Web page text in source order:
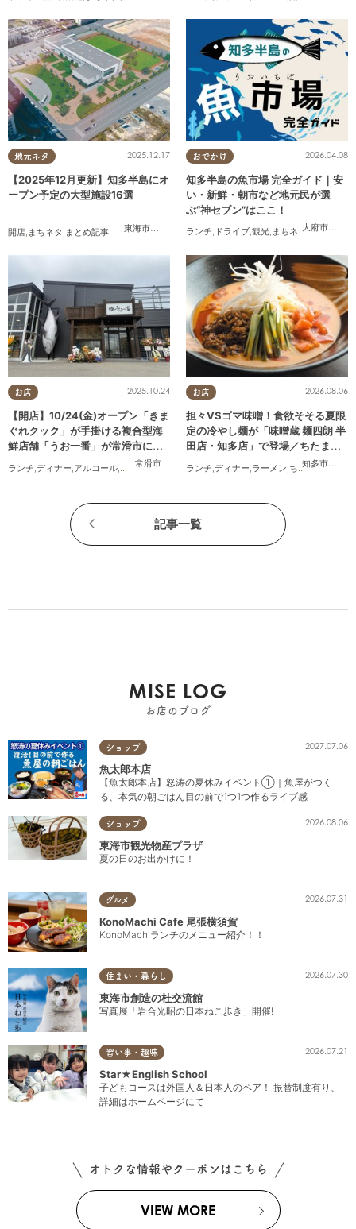
地元ネタ
東海市大府市 知多市, 東浦町,常滑市,武豊町
2025.12.17
【2025年12月更新】知多半島にオ
ープン予定の大型施設16選
開店, まちネタ , まとめ記事
おでかけ
大府市半田
2026.04.08
知多半島の魚市場 完全ガイド｜安
い・新鮮・朝市など地元民が選
ぶ“神セブン”はここ！
ランチ, ドライブ,観光, まちネタ ,連載 家族
お店
常滑市
2025.10.24
【開店】10/24(金)オープン「きま
ぐれクック」が手掛ける複合型海
鮮店舗「うお一番」が常滑市に誕
ランチ,ディナー,アルコール,開店,まちネタ
お店
知多市
,半田
2026.08.06
担々VSゴマ味噌！食欲そそる夏限
定の冷やし麺が「味噌蔵 麺四朗 半
田店・知多店」で登場／ちたまる
ランチ,ディナー,ラーメン,ちたまる広告
記事一覧
MISE LOG
お店のブログ
ショップ 2027.07.06
魚太郎本店
【魚太郎本店】怒涛の夏休みイベント①｜魚屋がつく
る、本気の朝ごはん目の前で1つ1つ作るライブ感
ショップ 2026.08.06
東海市観光物産プラザ
夏の日のお出かけに！
グルメ 2026.07.31
KonoMachi Cafe 尾張横須賀
KonoMachiランチのメニュー紹介！！
住まい・暮らし 2026.07.30
東海市創造の杜交流館
写真展「岩合光昭の日本ねこ歩き」開催!
習い事・趣味 2026.07.21
Star★English School
子どもコースは外国人＆日本人のペア！ 振替制度有り、
詳細はホームページにて
オトクな情報やクーポンはこちら
VIEW MORE